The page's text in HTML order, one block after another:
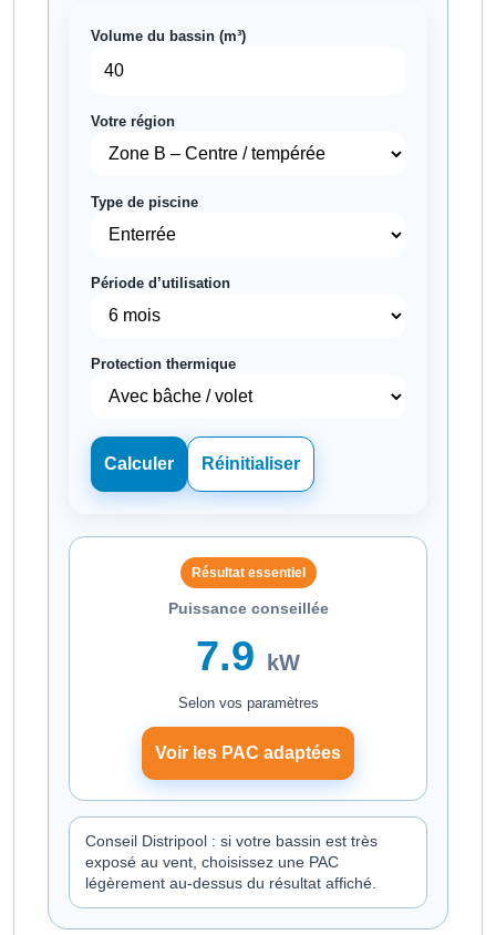
Volume du bassin (m³)
Votre région
Type de piscine
Période d’utilisation
Protection thermique
Calculer Réinitialiser
Résultat essentiel
Puissance conseillée
7.9 kW
Selon vos paramètres
Voir les PAC adaptées
Conseil Distripool : si votre bassin est très
exposé au vent, choisissez une PAC
légèrement au-dessus du résultat affiché.